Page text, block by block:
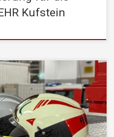
Kufstein
Bürgermeister Mag. Martin
Mag. Fiona Primus
Kufstein 100 hochmoderne
Kommandant Gregor Held
bedankten sich im